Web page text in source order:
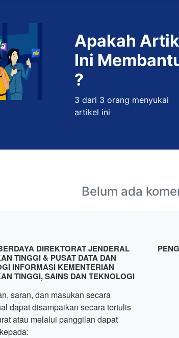
Apakah
Ini
?
3 dari 3 orang menyukai
artikel ini
Belum ada
DIREKTORAT JENDERAL
TINGGI & PUSAT DATA DAN
INFORMASI KEMENTERIAN
TINGGI, SAINS DAN TEKNOLOGI
saran, dan masukan secara
dapat disampaikan secara tertulis
atau melalui panggilan dapat